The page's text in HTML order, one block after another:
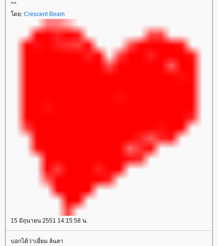
^^
ดย: Crescent Beam
15 มิถุนายน 2551 14:15:58 น.
บอกได้ว่าเยี่ยม ล้นลา